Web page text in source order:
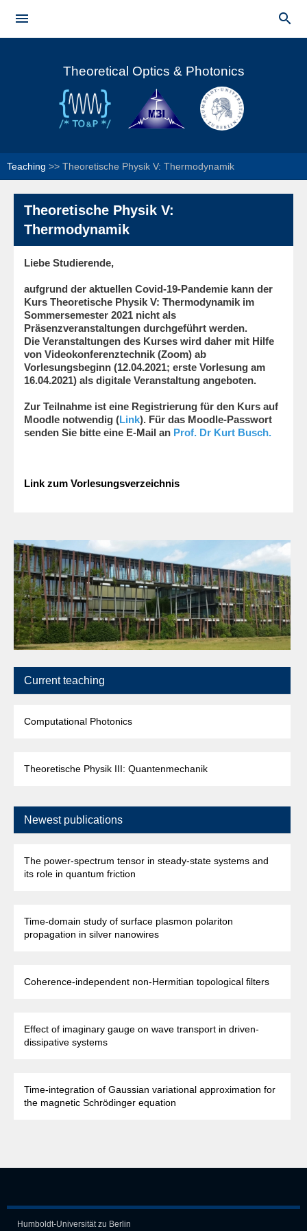
content

Main menu

Theoretical Optics & Photonics
Teaching >> Theoretische Physik V: Thermodynamik
Theoretische Physik V:
Thermodynamik
Liebe Studierende,
aufgrund der aktuellen Covid-19-Pandemie kann der
Kurs Theoretische Physik V: Thermodynamik im
Sommersemester 2021 nicht als
Präsenzveranstaltungen durchgeführt werden.
Die Veranstaltungen des Kurses wird daher mit Hilfe
von Videokonferenztechnik (Zoom) ab
Vorlesungsbeginn (12.04.2021; erste Vorlesung am
16.04.2021) als digitale Veranstaltung angeboten.
Zur Teilnahme ist eine Registrierung für den Kurs auf
Moodle notwendig (Link). Für das Moodle-Passwort
senden Sie bitte eine E-Mail an Prof. Dr Kurt Busch.
Link zum Vorlesungsverzeichnis
Current teaching
Computational Photonics
Theoretische Physik III: Quantenmechanik
Newest publications
The power-spectrum tensor in steady-state systems and
its role in quantum friction
Time-domain study of surface plasmon polariton
propagation in silver nanowires
Coherence-independent non-Hermitian topological filters
Effect of imaginary gauge on wave transport in driven-
dissipative systems
Time-integration of Gaussian variational approximation for
the magnetic Schrödinger equation
Humboldt-Universität zu Berlin